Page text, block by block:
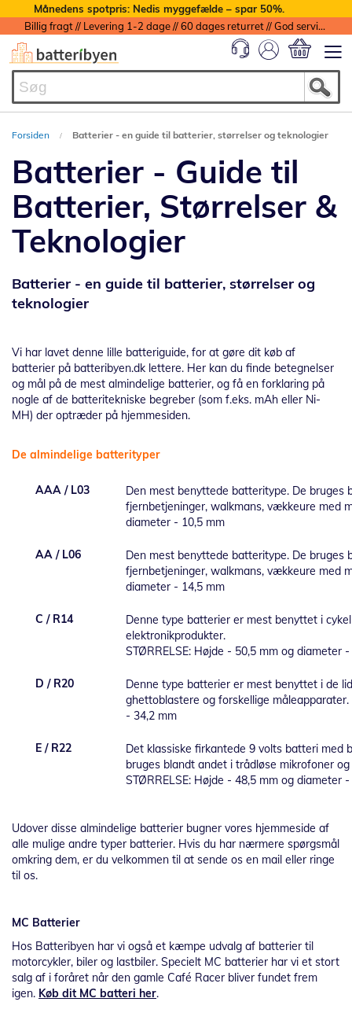
Månedens spotpris: Nedis myggefælde – spar 50%.
Billig fragt // Levering 1-2 dage // 60 dages returret // God service med garanti
Forsiden Batterier - en guide til batterier, størrelser og teknologier
Batterier - Guide til
Batterier, Størrelser &
Teknologier
Batterier - en guide til batterier, størrelser og
teknologier
Vi har lavet denne lille batteriguide, for at gøre dit køb af
batterier på batteribyen.dk lettere. Her kan du finde betegnelser
og mål på de mest almindelige batterier, og få en forklaring på
nogle af de batteritekniske begreber (som f.eks. mAh eller Ni-
MH) der optræder på hjemmesiden.
De almindelige batterityper
AAA / L03
Den mest benyttede batteritype. De bruges
fjernbetjeninger, walkmans, vækkeure med
diameter - 10,5 mm
AA / L06
Den mest benyttede batteritype. De bruges
fjernbetjeninger, walkmans, vækkeure med
diameter - 14,5 mm
C / R14
Denne type batterier er mest benyttet i
elektronikprodukter.
STØRRELSE: Højde - 50,5 mm og diameter
D / R20
Denne type batterier er mest benyttet i de
ghettoblastere og forskellige
- 34,2 mm
E / R22
Det klassiske firkantede 9 volts batteri med
bruges blandt andet i trådløse mikrofoner
STØRRELSE: Højde - 48,5 mm og diameter
Udover disse almindelige batterier bugner vores hjemmeside af
alle mulige andre typer batterier. Hvis du har nærmere spørgsmål
omkring dem, er du velkommen til at sende os en mail eller ringe
til os.
MC Batterier
Hos Batteribyen har vi også et kæmpe udvalg af batterier til
motorcykler, biler og lastbiler. Specielt MC batterier har vi et stort
salg af i foråret når den gamle Café Racer bliver fundet frem
igen. Køb dit MC batteri her.